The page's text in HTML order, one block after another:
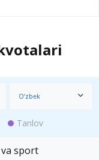
O‘zbek
Tanlov
sport